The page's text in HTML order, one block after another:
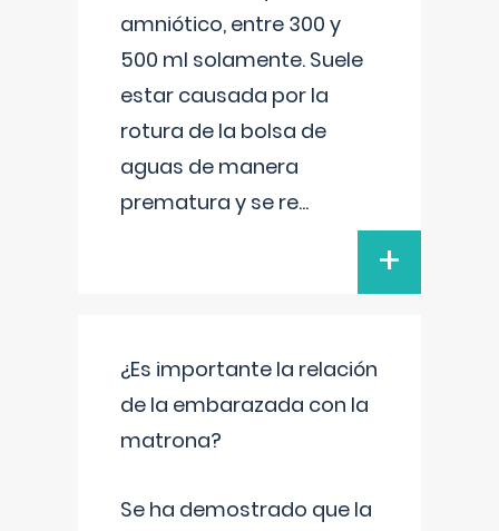
amniótico, entre 300 y
500 ml solamente. Suele
estar causada por la
rotura de la bolsa de
aguas de manera
prematura y se re...
+
¿Es importante la relación
de la embarazada con la
matrona?
Se ha demostrado que la